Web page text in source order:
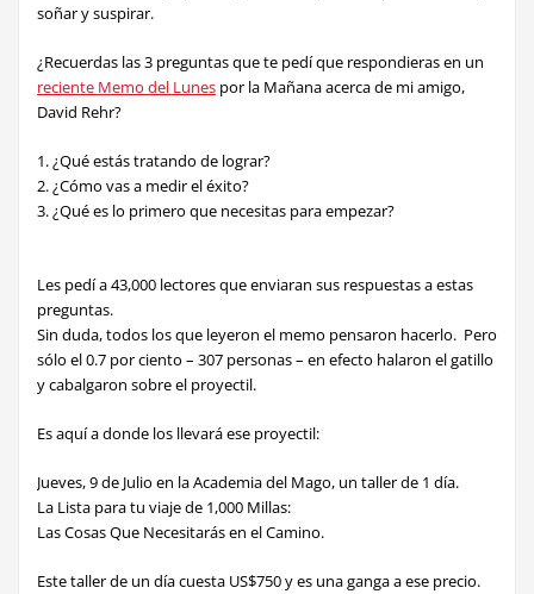
soñar y suspirar.
¿Recuerdas las 3 preguntasque te pedí que respondieras en un
reciente Memo del Lunes por la Mañana acerca de mi amigo,
David Rehr?
1. ¿Qué estás tratando de lograr?
2. ¿Cómo vas a medir el éxito?
3. ¿Qué es lo primero que necesitas para empezar?
Les pedí a 43,000 lectoresque enviaran sus respuestas a estas
preguntas.
Sin duda, todos los que leyeron el memo pensaron hacerlo. Pero
sólo el 0.7 por ciento – 307 personas – en efecto halaron el gatillo
y cabalgaron sobre el proyectil.
Es aquí a donde los llevará ese proyectil:
Jueves, 9 de Julio en la Academia del Mago, un taller de 1 día.
La Lista para tu viaje de 1,000 Millas:
Las Cosas Que Necesitarás en el Camino.
Este taller de un día cuesta US$750 y es una ganga a ese precio.